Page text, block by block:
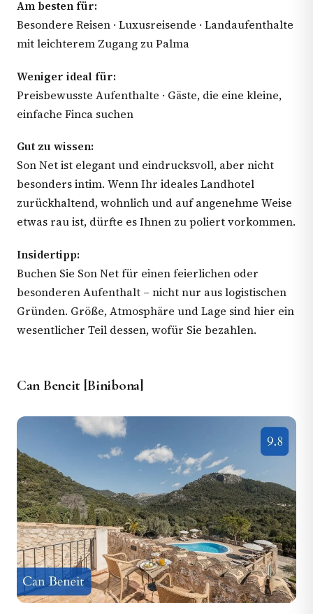
Am besten für:
Besondere Reisen · Luxusreisende · Landaufenthalte
mit leichterem Zugang zu Palma
Weniger ideal für:
Preisbewusste Aufenthalte · Gäste, die eine kleine,
einfache Finca suchen
Gut zu wissen:
Son Net ist elegant und eindrucksvoll, aber nicht
besonders intim. Wenn Ihr ideales Landhotel
zurückhaltend, wohnlich und auf angenehme Weise
etwas rau ist, dürfte es Ihnen zu poliert vorkommen.
Insidertipp:
Buchen Sie Son Net für einen feierlichen oder
besonderen Aufenthalt – nicht nur aus logistischen
Gründen. Größe, Atmosphäre und Lage sind hier ein
wesentlicher Teil dessen, wofür Sie bezahlen.
Can Beneit [Binibona]